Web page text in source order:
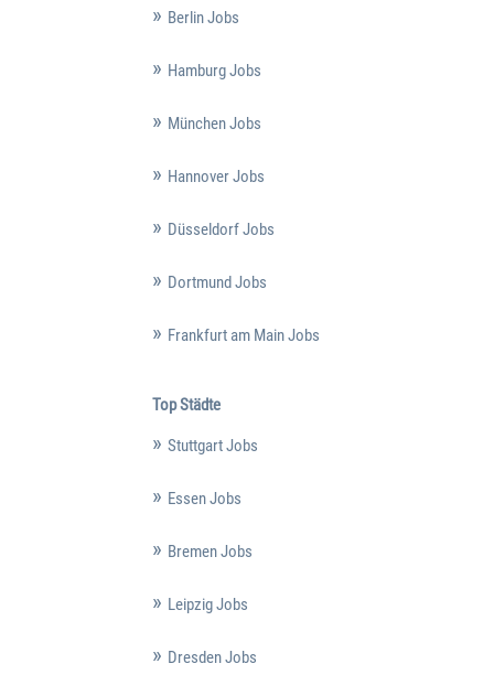
Berlin Jobs
Hamburg Jobs
München Jobs
Hannover Jobs
Düsseldorf Jobs
Dortmund Jobs
Frankfurt am Main Jobs
Top Städte
Stuttgart Jobs
Essen Jobs
Bremen Jobs
Leipzig Jobs
Dresden Jobs